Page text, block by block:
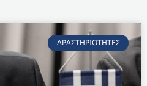
ΔΡΑΣΤΗΡΙΟΤΗΤΕΣ